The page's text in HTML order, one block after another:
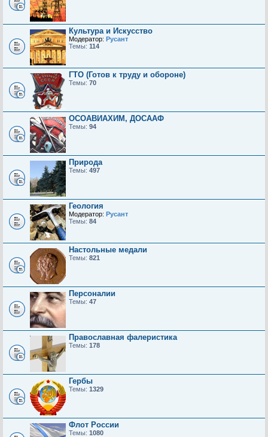
Культура и Искусство
Модератор: Русант
Темы: 114
ГТО (Готов к труду и обороне)
Темы: 70
ОСОАВИАХИМ, ДОСААФ
Темы: 94
Природа
Темы: 497
Геология
Модератор: Русант
Темы: 84
Настольные медали
Темы: 821
Персоналии
Темы: 47
Православная фалеристика
Темы: 178
Гербы
Темы: 1329
Флот России
Темы: 1080